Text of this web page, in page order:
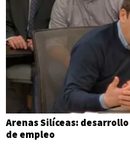
Arenas Silíceas:
de empleo